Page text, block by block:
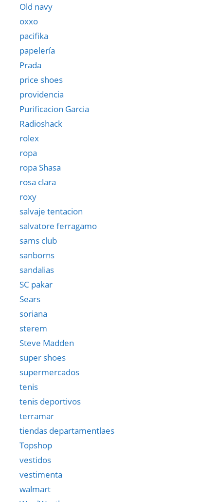
Old navy
oxxo
pacifika
papelería
Prada
price shoes
providencia
Purificacion Garcia
Radioshack
rolex
ropa
ropa Shasa
rosa clara
roxy
salvaje tentacion
salvatore ferragamo
sams club
sanborns
sandalias
SC pakar
Sears
soriana
sterem
Steve Madden
super shoes
supermercados
tenis
tenis deportivos
terramar
tiendas departamentlaes
Topshop
vestidos
vestimenta
walmart